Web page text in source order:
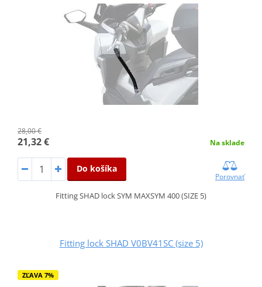
28,00 €
21,32 € Na sklade
Do košíka
Porovnať
Fitting SHAD lock SYM MAXSYM 400 (SIZE 5)
Fitting lock SHAD V0BV41SC (size 5)
ZĽAVA 7%